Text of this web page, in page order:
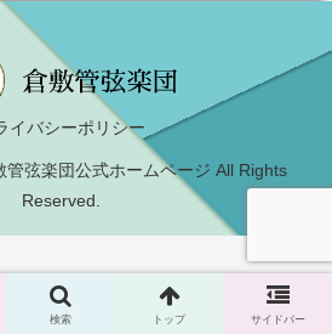
イバシーポリシー
弦楽団公式ホームページ All Rights
Reserved.
検索 トップ サイドバー